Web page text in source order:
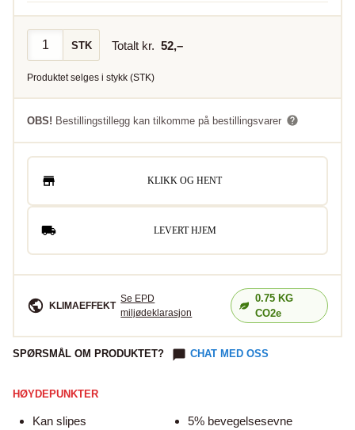
STK Totalt kr. 52,–
Produktet selges i stykk (STK)
OBS! Bestillingstillegg kan tilkomme på bestillingsvarer
KLIKK OG HENT
LEVERT HJEM
KLIMAEFFEKT
Se EPD
miljødeklarasjon
0.75KG
CO2e
SPØRSMÅL OM PRODUKTET? CHAT MED OSS
HØYDEPUNKTER
Kan slipes
5% bevegelsesevne